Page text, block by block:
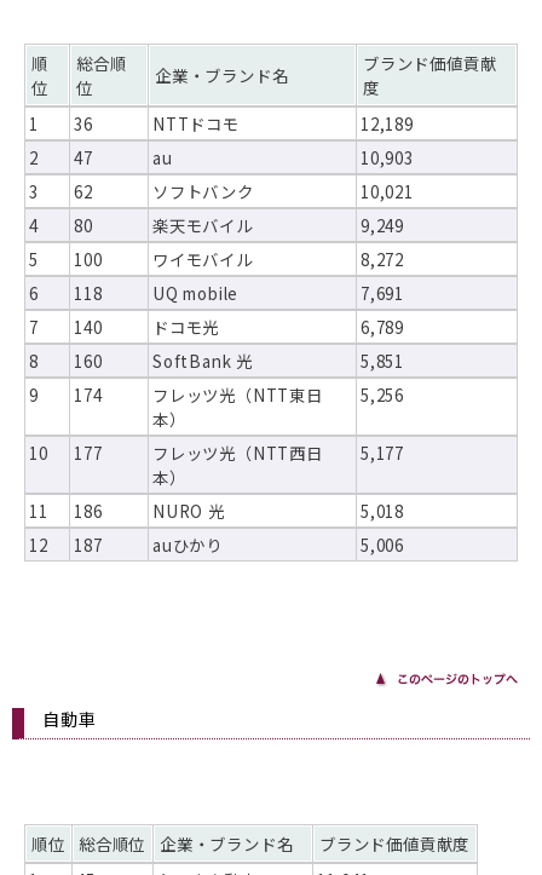
順
位
総合順
位
企業・ブランド名
ブランド価値貢献
度
1
36 NTTドコモ
12,189
2
47 au
10,903
3
62 ソフトバンク
10,021
4
80 楽天モバイル
9,249
5
100 ワイモバイル
8,272
6
118 UQ mobile
7,691
7
140 ドコモ光
6,789
8
160 SoftBank 光
5,851
9
174
フレッツ光（NTT東日
本）
5,256
10 177
フレッツ光（NTT西日
本）
5,177
11 186 NURO 光
5,018
12
187 auひかり 5,006
自動車
順位 総合順位 企業・ブランド名
ブランド価値貢献度